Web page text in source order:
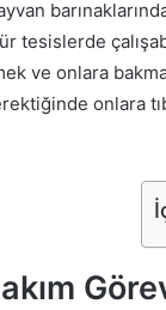
tesislerde
ve onlara
onlara